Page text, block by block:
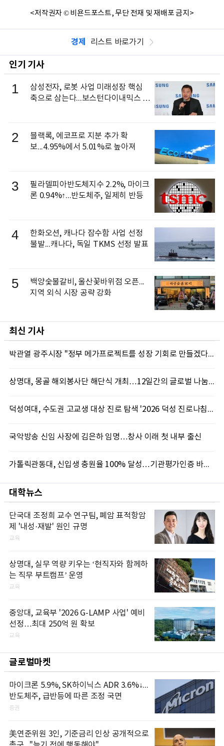
<저작권자 © 비욘드포스트, 무단 전재 및 재배포 금지>
경제 리스트 바로가기
인기 기사
1
삼성전자, 로봇 사업 미래성장 핵심
축으로 삼는다...보스턴다이내믹스 출
2
블랙록, 에코프로 지분 추가 확
보...4.95%에서 5.01%로 높아져
3
필라델피아반도체지수 2.2%, 마이크
론 0.94%↑...반도체주, 일제히 반등
4
한화오션, 캐나다 잠수함 사업 선정
불발...캐나다, 독일 TKMS 선정 발표
5
백양숯불갈비, 울산꽃바위점 오픈...
지역 외식 시장 공략 강화
최신 기사
박관열 광주시장 "정부 메가프로젝트를 성장 기회로 만들겠다"…첫 시정토론회 개최
상명대, 몽골 해외봉사단 해단식 개최…12일간의 글로벌 나눔 성료
덕성여대, 수도권 고교생 대상 진로 탐색 '2026 덕성 진로나침판' 개최
국악방송 신임 사장에 김은하 임명…창사 이래 첫 내부 출신
가톨릭관동대, 신입생 충원율 100% 달성…기관평가인증 바탕 학생 지원 '가속'
대학뉴스
단국대 조정희 교수 연구팀, 폐암 표적항암
제 '내성·재발' 원인 규명
교육
상명대, 실무 역량 키우는 ‘현직자와 함께하
는 직무 부트캠프’ 운영
교육
중앙대, 교육부 '2026 G-LAMP 사업' 예비
선정…최대 250억 원 확보
교육
글로벌마켓
마이크론 5.9%, SK하이닉스 ADR 3.6%↓...
반도체주, 급반등에 따른 조정 국면
증권
美연준위원 3인, 기준금리 인상 공개적으로